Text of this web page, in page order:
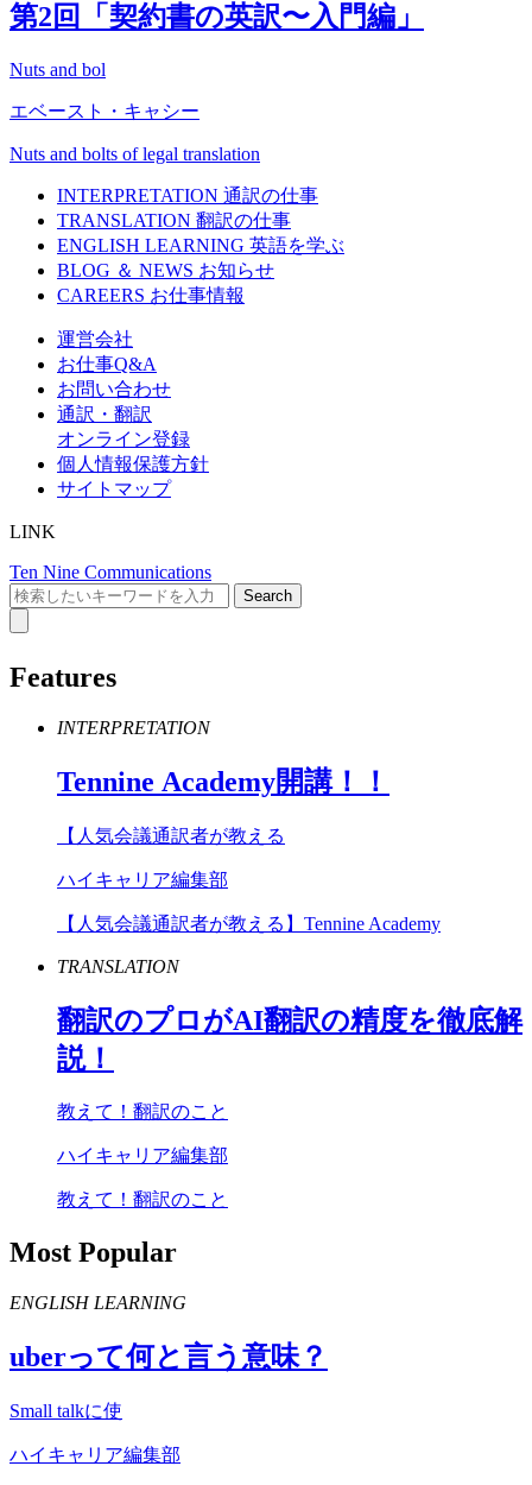
第2回「契約書の英訳〜入門編」
Nuts and bol
エベースト・キャシー
Nuts and bolts of legal translation
INTERPRETATION 通訳の仕事
TRANSLATION 翻訳の仕事
ENGLISH LEARNING 英語を学ぶ
BLOG ＆ NEWS お知らせ
CAREERS お仕事情報
運営会社
お仕事Q&A
お問い合わせ
通訳・翻訳
オンライン登録
個人情報保護方針
サイトマップ
LINK
Ten Nine Communications
Features
INTERPRETATION
Tennine Academy開講！！
【人気会議通訳者が教える
ハイキャリア編集部
【人気会議通訳者が教える】Tennine Academy
TRANSLATION
翻訳のプロがAI翻訳の精度を徹底解
説！
教えて！翻訳のこと
ハイキャリア編集部
教えて！翻訳のこと
Most Popular
ENGLISH LEARNING
uberって何と言う意味？
Small talkに使
ハイキャリア編集部